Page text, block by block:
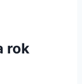
rok